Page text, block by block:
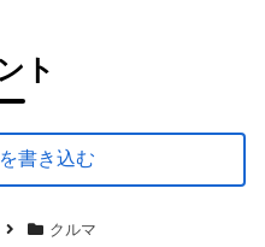
ト
書き込む
クルマ